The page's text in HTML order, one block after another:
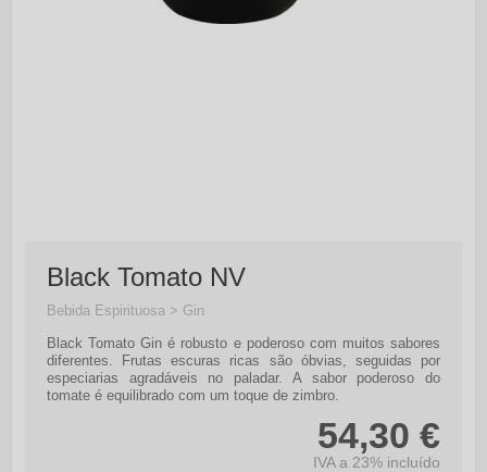
Black Tomato NV
Bebida Espirituosa > Gin
Black Tomato Gin é robusto e poderoso com muitos sabores
diferentes. Frutas escuras ricas são óbvias, seguidas por
especiarias agradáveis no paladar. A sabor poderoso do
tomate é equilibrado com um toque de zimbro.
54,30 €
IVA a 23% incluído